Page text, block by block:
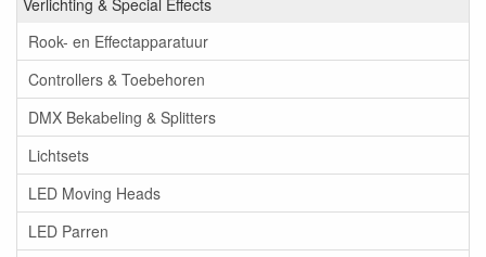
Verlichting & Special Effects
Rook- en Effectapparatuur
Controllers & Toebehoren
DMX Bekabeling & Splitters
Lichtsets
LED Moving Heads
LED Parren